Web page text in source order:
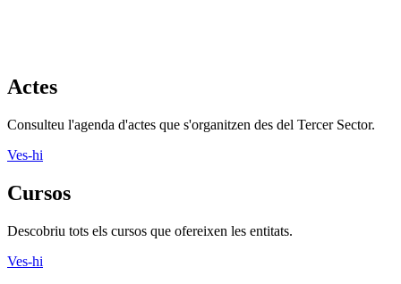
Actes
Consulteu l'agenda d'actes que s'organitzen des del Tercer Sector.
Ves-hi
Cursos
Descobriu tots els cursos que ofereixen les entitats.
Ves-hi